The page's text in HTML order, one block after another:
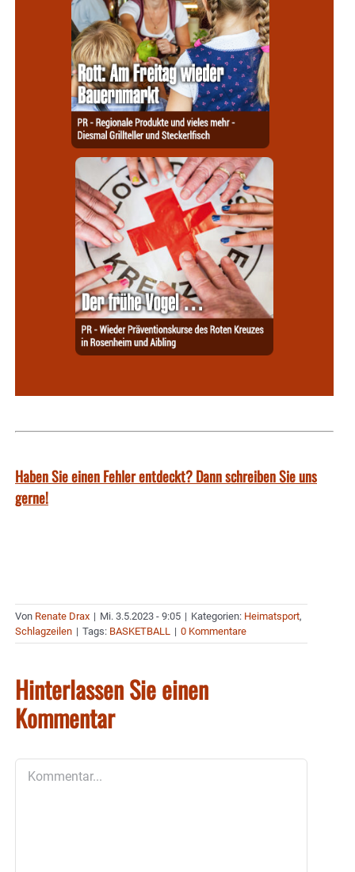
Haben Sie einen Fehler entdeckt? Dann schreiben Sie uns
gerne!
Von Renate Drax | Mi. 3.5.2023 - 9:05 | Kategorien: Heimatsport,
Schlagzeilen | Tags: BASKETBALL | 0 Kommentare
Hinterlassen Sie einen
Kommentar